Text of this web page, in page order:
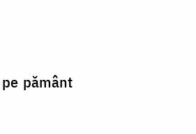
pământ